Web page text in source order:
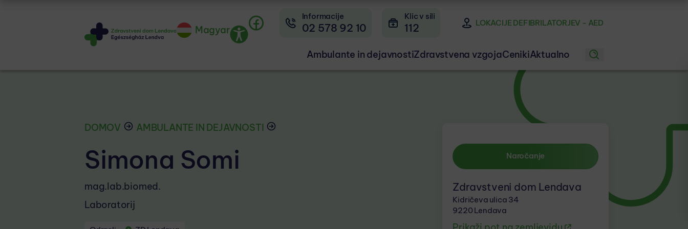
Magyar
Informacije
02 578 92 10
Klic v sili
112 LOKACIJE DEFIBRILATORJEV - AED
Ambulante in dejavnostiZdravstvena vzgojaCenikiAktualno
DOMOV AMBULANTE IN DEJAVNOSTI
Simona Somi
mag.lab.biomed.
Laboratorij
Naročanje
Zdravstveni dom Lendava
Kidričeva ulica 34
9220 Lendava